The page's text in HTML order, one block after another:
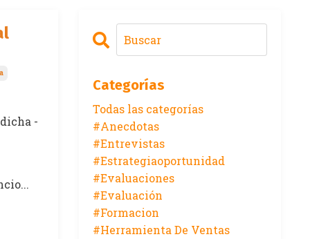
-
Categorías
Todas las categorías
#anecdotas
#entrevistas
#estrategiaoportunidad
#evaluaciones
#evaluación
#formacion
#herramienta De Ventas